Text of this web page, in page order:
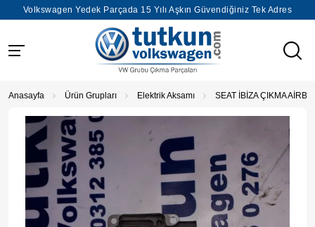
Volkswagen Yedek Parçada 15 Yılı Aşkın Güvendiğiniz Tek Adres
Anasayfa Ürün Grupları Elektrik Aksamı SEAT İBİZA ÇIKMA